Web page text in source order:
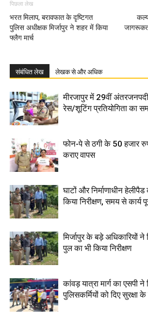
पिछला लेख
भरत मिलाप, बरावफात के दृष्टिगत
पुलिस अधीक्षक मिर्जापुर ने शहर में किया
फ्लैग मार्च
संबंधित लेख लेखक से और अधिक
मीरजापुर में 29वीं
रेस/शूटिंग प्रतियोगिता का
फोन-पे से ठगी के 50 हजार
कराए वापस
घाटों और निर्माणाधीन
किया निरीक्षण, समय से कार्य
मिर्जापुर के बड़े अधिकारियों ने
पुल का भी किया निरीक्षण
कांवड़ यात्रा मार्ग का एसपी ने
पुलिसकर्मियों को दिए सुरक्षा के